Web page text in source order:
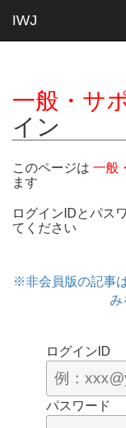
IWJ
一般・サ
イン
このページは 一般
ます
ログインIDとパス
てください
※非会員版の記事
み
ログインID
パスワード